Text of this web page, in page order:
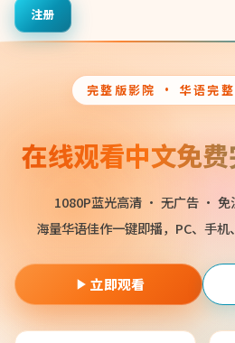
注册
完整版影院 · 华语完
在线观看中文免
1080P蓝光高清 · 无广告 ·
海量华语佳作一键即播，PC、手
立即观看